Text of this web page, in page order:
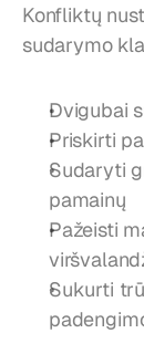
Konfliktų
sudarymo
Dvigubai
Priskirti
Sudaryti
pamainų
Pažeisti
Sukurti